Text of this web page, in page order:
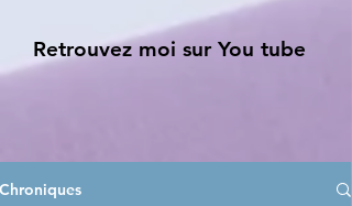
Retrouvez moi sur You tube
Chroniques